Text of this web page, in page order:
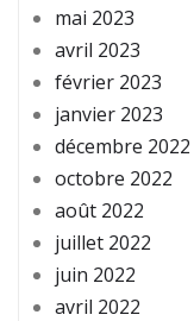
mai 2023
avril 2023
février 2023
janvier 2023
décembre 2022
octobre 2022
août 2022
juillet 2022
juin 2022
avril 2022